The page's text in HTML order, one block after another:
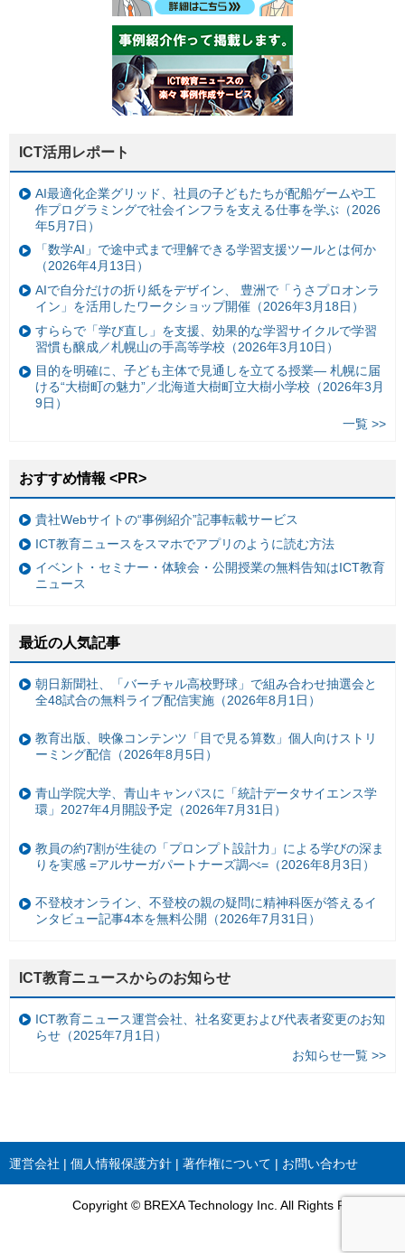
ICT活用レポート
AI最適化企業グリッド、社員の子どもたちが配船ゲームや工
作プログラミングで社会インフラを支える仕事を学ぶ（2026
年5月7日）
「数学AI」で途中式まで理解できる学習支援ツールとは何か
（2026年4月13日）
AIで自分だけの折り紙をデザイン、 豊洲で「うさプロオンラ
イン」を活用したワークショップ開催（2026年3月18日）
すららで「学び直し」を支援、効果的な学習サイクルで学習
習慣も醸成／札幌山の手高等学校（2026年3月10日）
目的を明確に、子ども主体で見通しを立てる授業— 札幌に届
ける“大樹町の魅力”／北海道大樹町立大樹小学校（2026年3月
9日）
一覧 >>
おすすめ情報 <PR>
貴社Webサイトの“事例紹介”記事転載サービス
ICT教育ニュースをスマホでアプリのように読む方法
イベント・セミナー・体験会・公開授業の無料告知はICT教育
ニュース
最近の人気記事
朝日新聞社、「バーチャル高校野球」で組み合わせ抽選会と
全48試合の無料ライブ配信実施（2026年8月1日）
教育出版、映像コンテンツ「目で見る算数」個人向けストリ
ーミング配信（2026年8月5日）
青山学院大学、青山キャンパスに「統計データサイエンス学
環」2027年4月開設予定（2026年7月31日）
教員の約7割が生徒の「プロンプト設計力」による学びの深ま
りを実感 =アルサーガパートナーズ調べ=（2026年8月3日）
不登校オンライン、不登校の親の疑問に精神科医が答えるイ
ンタビュー記事4本を無料公開（2026年7月31日）
ICT教育ニュースからのお知らせ
ICT教育ニュース運営会社、社名変更および代表者変更のお知
らせ（2025年7月1日）
お知らせ一覧 >>
運営会社 個人情報保護方針 著作権について お問い合わせ
Copyright © BREXA Technology Inc. All Rights Reserved.